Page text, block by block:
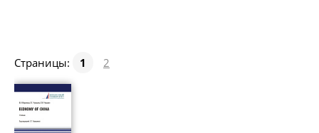
Страницы: 1 2